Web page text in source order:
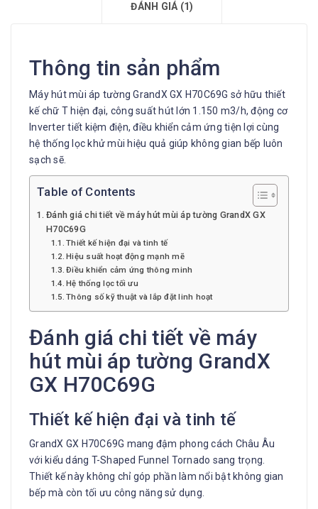
ĐÁNH GIÁ (1)
Thông tin sản phẩm
Máy hút mùi áp tường GrandX GX H70C69G sở hữu thiết
kế chữ T hiện đại, công suất hút lớn 1.150 m3/h, động cơ
Inverter tiết kiệm điện, điều khiển cảm ứng tiện lợi cùng
hệ thống lọc khử mùi hiệu quả giúp không gian bếp luôn
sạch sẽ.
Table of Contents
Đánh giá chi tiết về máy hút mùi áp tường GrandX GX
H70C69G
Thiết kế hiện đại và tinh tế
Hiệu suất hoạt động mạnh mẽ
Điều khiển cảm ứng thông minh
Hệ thống lọc tối ưu
Thông số kỹ thuật và lắp đặt linh hoạt
Đánh giá chi tiết về máy
hút mùi áp tường GrandX
GX H70C69G
Thiết kế hiện đại và tinh tế
GrandX GX H70C69G mang đậm phong cách Châu Âu
với kiểu dáng T-Shaped Funnel Tornado sang trọng.
Thiết kế này không chỉ góp phần làm nổi bật không gian
bếp mà còn tối ưu công năng sử dụng.